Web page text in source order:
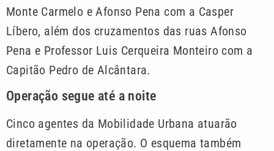
Monte Carmelo e Afonso Pena com a Casper
Líbero, além dos cruzamentos das ruas Afonso
Pena e Professor Luis Cerqueira Monteiro com a
Capitão Pedro de Alcântara.
Operação segue até a noite
Cinco agentes da Mobilidade Urbana atuarão
diretamente na operação. O esquema também